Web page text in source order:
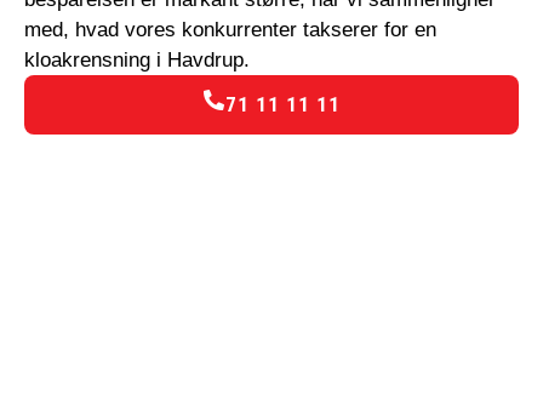
med, hvad vores konkurrenter takserer for en
kloakrensning i Havdrup.
71 11 11 11